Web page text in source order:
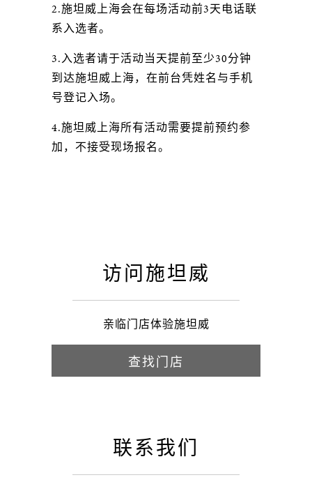
2.施坦威上海会在每场活动前3天电话联
系入选者。
3.入选者请于活动当天提前至少30分钟
到达施坦威上海，在前台凭姓名与手机
号登记入场。
4.施坦威上海所有活动需要提前预约参
加，不接受现场报名。
访问施坦威
亲临门店体验施坦威
查找门店
联系我们